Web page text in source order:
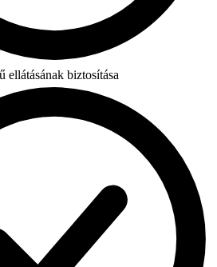
ellátásának biztosítása